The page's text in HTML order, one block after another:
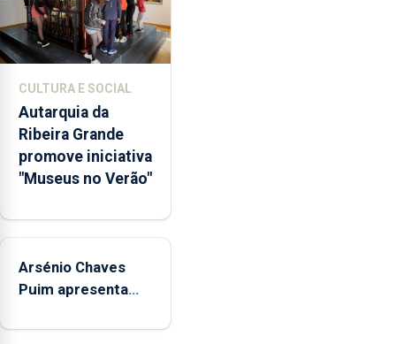
museus
e
núcleos
integrados
na
Rede
Municipal
de
aos
durante
o
de
CULTURA E SOCIAL
Autarquia da
Ribeira Grande
promove iniciativa
"Museus no Verão"
Arsénio Chaves
Puim apresenta
de Vila do Porto